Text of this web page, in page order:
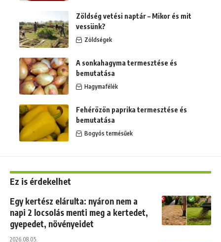
Zöldség vetési naptár – Mikor és mit
vessünk?
Zöldségek
A sonkahagyma termesztése és
bemutatása
Hagymafélék
Fehérözön paprika termesztése és
bemutatása
Bogyós termésűek
Ez is érdekelhet
Egy kertész elárulta: nyáron nem a
napi 2 locsolás menti meg a kertedet,
gyepedet, növényeidet
2026.08.05.